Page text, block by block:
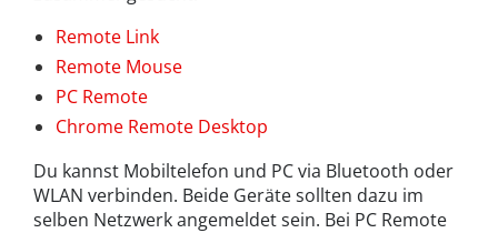
Remote Link
Remote Mouse
PC Remote
Chrome Remote Desktop
Du kannst Mobiltelefon und PC via Bluetooth oder
WLAN verbinden. Beide Geräte sollten dazu im
selben Netzwerk angemeldet sein. Bei PC Remote